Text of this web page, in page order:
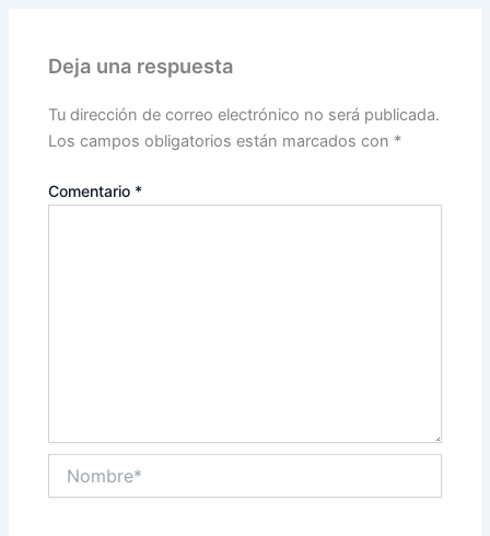
Deja una respuesta
Tu dirección de correo electrónico no será publicada.
Los campos obligatorios están marcados con *
Comentario *